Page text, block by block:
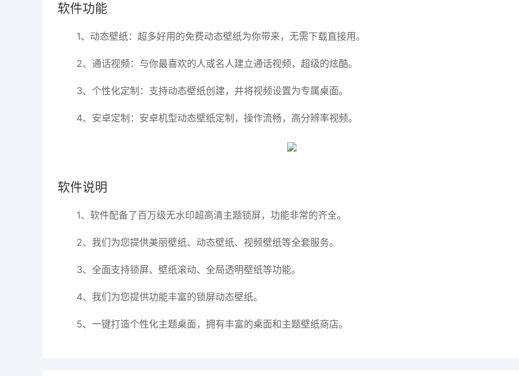
软件功能
1、动态壁纸：超多好用的免费动态壁纸为你带来，无需下载直接用。
2、通话视频：与你最喜欢的人或名人建立通话视频，超级的炫酷。
3、个性化定制：支持动态壁纸创建，并将视频设置为专属桌面。
4、安卓定制：安卓机型动态壁纸定制，操作流畅，高分辨率视频。
软件说明
1、软件配备了百万级无水印超高清主题锁屏，功能非常的齐全。
2、我们为您提供美丽壁纸、动态壁纸、视频壁纸等全套服务。
3、全面支持锁屏、壁纸滚动、全局透明壁纸等功能。
4、我们为您提供功能丰富的锁屏动态壁纸。
5、一键打造个性化主题桌面，拥有丰富的桌面和主题壁纸商店。